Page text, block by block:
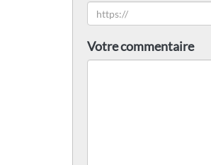
Votre commentaire